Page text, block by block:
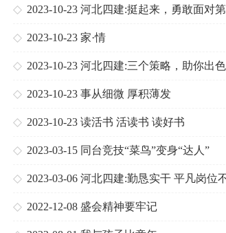
2023-10-23 河北四建:挺起来，勇敢面对
2023-10-23 家·情
2023-10-23 河北四建:三个策略，助你出
2023-10-23 事从细微 厚积薄发
2023-10-23 读活书 活读书 读好书
2023-03-15 同台竞技“菜鸟”变身“达人”
2023-03-06 河北四建:勤恳实干 平凡岗位
2022-12-08 盛会精神要牢记